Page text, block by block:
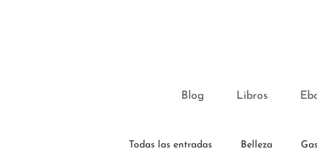
Blog Libros
Todas las entradas Belleza